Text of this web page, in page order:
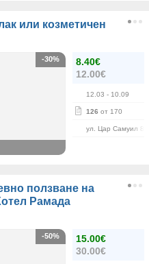
или козметичен
8.40€
12.00€
12.03 - 10.09
126 от 170
ул. Цар Самуил 84
-30%
ползване на
Рамада
15.00€
30.00€
-50%